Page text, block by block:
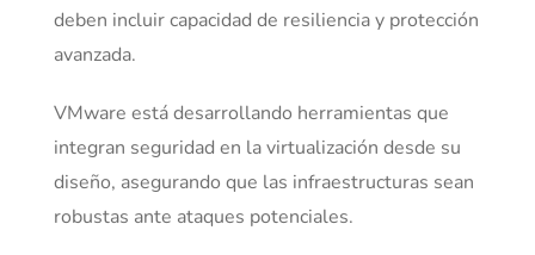
deben incluir capacidad de resiliencia y protección
avanzada.
VMware está desarrollando herramientas que
integran seguridad en la virtualización desde su
diseño, asegurando que las infraestructuras sean
robustas ante ataques potenciales.